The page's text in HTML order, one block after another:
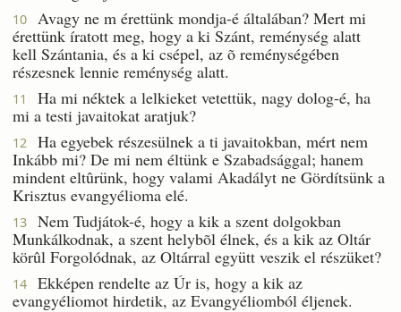
10
Avagy ne m érettünk mondja-é általában? Mert mi
érettünk íratott meg, hogy a ki Szánt, reménység alatt
kell Szántania, és a ki csépel, az õ reménységében
részesnek lennie reménység alatt.
11
Ha mi néktek a lelkieket vetettük, nagy dolog-é, ha
mi a testi javaitokat aratjuk?
12
Ha egyebek részesülnek a ti javaitokban, mért nem
Inkább mi? De mi nem éltünk e Szabadsággal; hanem
mindent eltûrünk, hogy valami Akadályt ne Gördítsünk a
Krisztus evangyélioma elé.
13
Nem Tudjátok-é, hogy a kik a szent dolgokban
Munkálkodnak, a szent helybõl élnek, és a kik az Oltár
körûl Forgolódnak, az Oltárral együtt veszik el részüket?
14
Ekképen rendelte az Úr is, hogy a kik az
evangyéliomot hirdetik, az Evangyéliomból éljenek.